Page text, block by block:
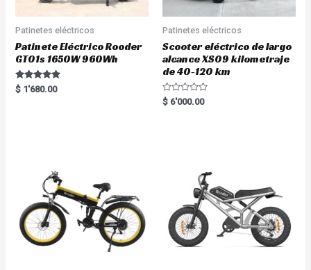
Patinetes eléctricos
Patinete Eléctrico Rooder
GT01s 1650W 960Wh
Rated
5.00
$ 1'680.00
Patinetes eléctricos
Scooter eléctrico de largo
alcance XS09 kilometraje
de 40-120 km
R
a
$ 6'000.00